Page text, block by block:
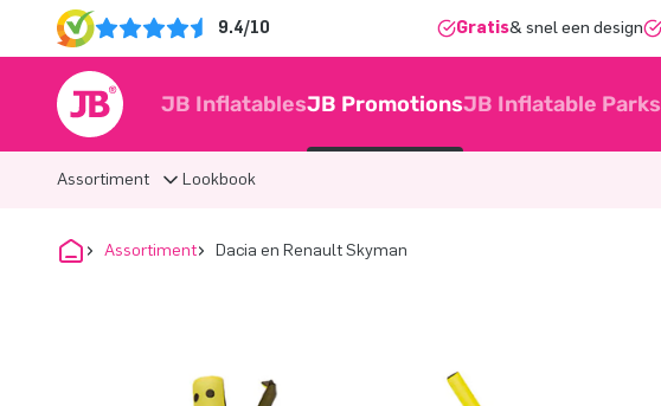
9.4/10 Gratis& snel een design
JB InflatablesJB PromotionsJB Inflatable Parks
Assortiment Lookbook
Assortiment Dacia en Renault Skyman